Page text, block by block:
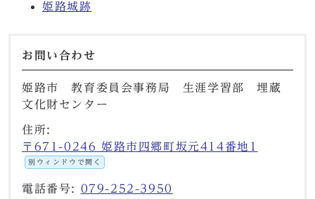
姫路城跡
お問い合わせ
姫路市 教育委員会事務局 生涯学習部 埋蔵
文化財センター
住所:
〒671-0246 姫路市四郷町坂元414番地1
別ウィンドウで開く
電話番号: 079-252-3950